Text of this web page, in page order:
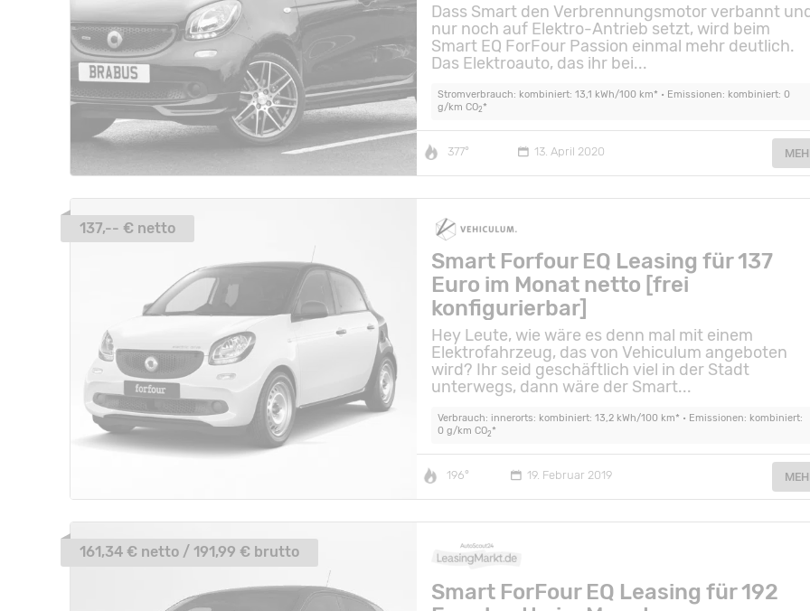
Dass Smart den Verbrennungsmotor verbannt
nur noch auf Elektro-Antrieb setzt, wird beim
Smart EQ ForFour Passion einmal mehr deutlich.
Das Elektroauto, das ihr bei...
Stromverbrauch: kombiniert: 13,1 kWh/100 km* • Emissionen: kombiniert: 0
g/km CO2*
377° 13. April 2020
Smart Forfour EQ Leasing für 137
Euro im Monat netto [frei
konfigurierbar]
Hey Leute, wie wäre es denn mal mit einem
Elektrofahrzeug, das von Vehiculum angeboten
wird? Ihr seid geschäftlich viel in der Stadt
unterwegs, dann wäre der Smart...
Verbrauch: innerorts: kombiniert: 13,2 kWh/100 km* • Emissionen: kombiniert:
0 g/km CO2*
196° 19. Februar 2019
137,-- € netto
Smart ForFour EQ Leasing für 192
161,34 € netto / 191,99 € brutto